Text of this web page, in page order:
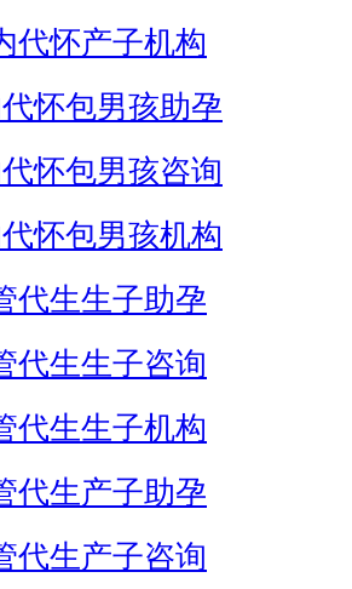
代怀产子机构
怀包男孩助孕
怀包男孩咨询
怀包男孩机构
代生生子助孕
代生生子咨询
代生生子机构
代生产子助孕
代生产子咨询